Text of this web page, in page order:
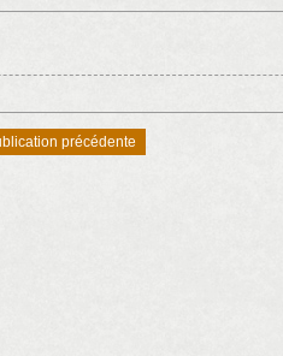
précédente